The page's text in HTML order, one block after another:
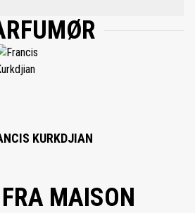
HEXYL-CINNAMIC ALDEHYDE, LINALOOL,
CINEOLE, ISOEUGENOL.
KURKDJIAN
MAISON